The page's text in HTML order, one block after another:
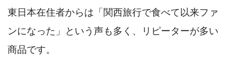
東日本在住者からは「関西旅行で食べて以来ファ
ンになった」という声も多く、リピーターが多い
商品です。